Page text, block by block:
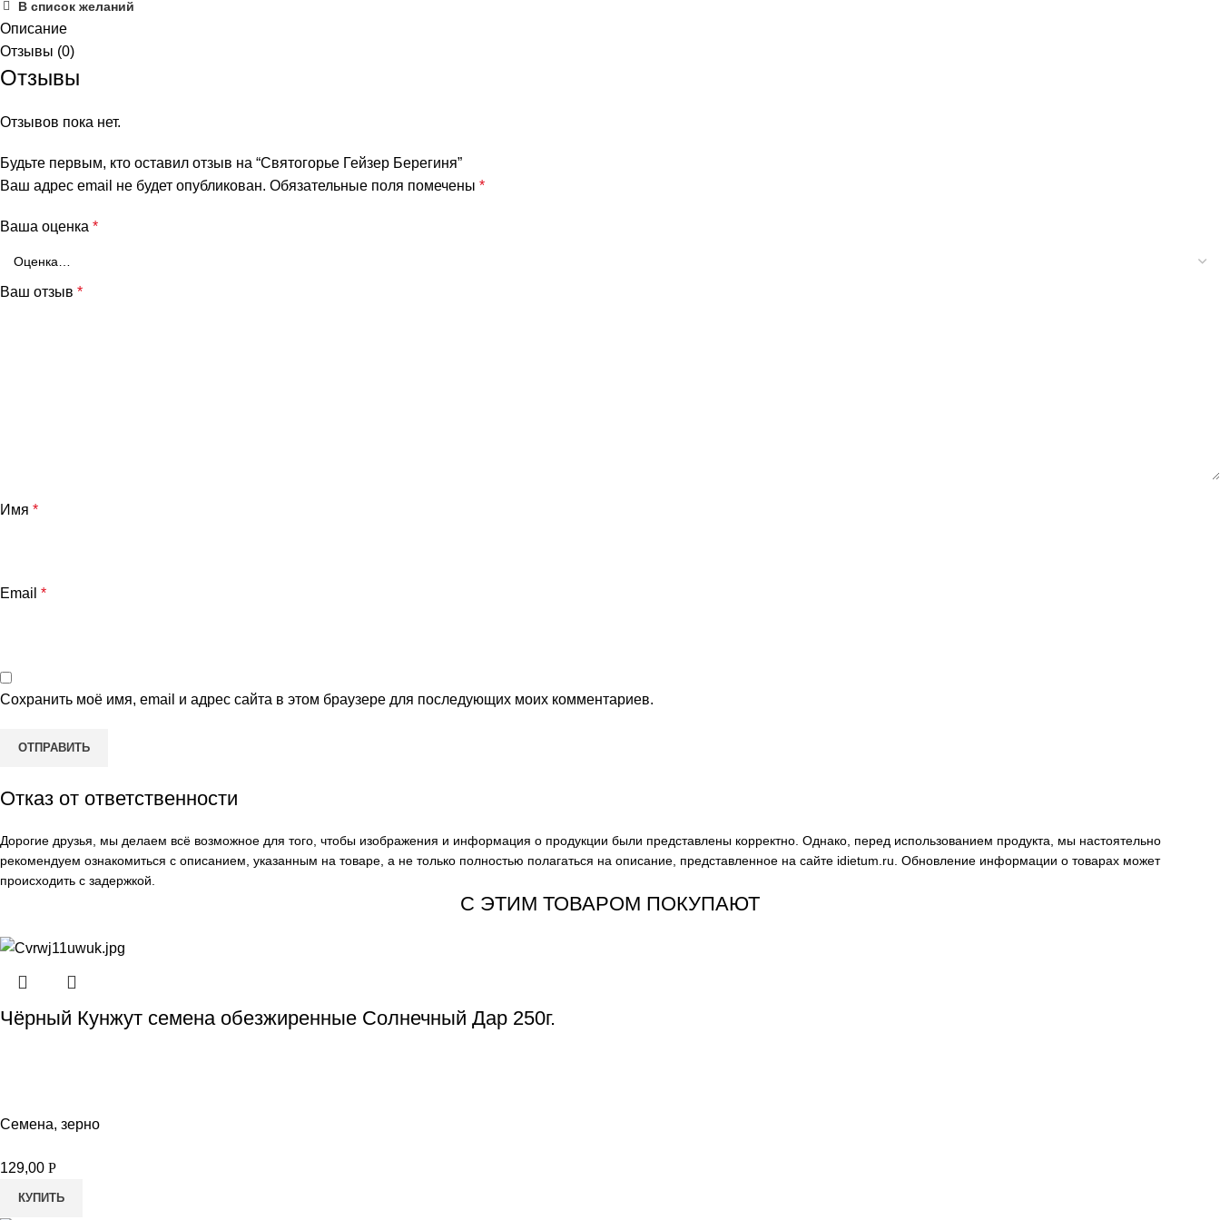
В список желаний
Описание
Отзывы (0)
Отзывы
Отзывов пока нет.
Будьте первым, кто оставил отзыв на “Святогорье Гейзер Берегиня”
Ваш адрес email не будет опубликован. Обязательные поля помечены *
Ваша оценка *
Ваш отзыв *
Имя *
Email *
Сохранить моё имя, email и адрес сайта в этом браузере для последующих моих комментариев.
Отказ от ответственности
Дорогие друзья, мы делаем всё возможное для того, чтобы изображения и информация о продукции были представлены корректно. Однако, перед использованием продукта, мы настоятельно
рекомендуем ознакомиться с описанием, указанным на товаре, а не только полностью полагаться на описание, представленное на сайте idietum.ru . Обновление информации о товарах может
происходить с задержкой.
С ЭТИМ ТОВАРОМ ПОКУПАЮТ
Чёрный Кунжут семена обезжиренные Солнечный Дар 250г.
Семена, зерно
129,00 Р
КУПИТЬ